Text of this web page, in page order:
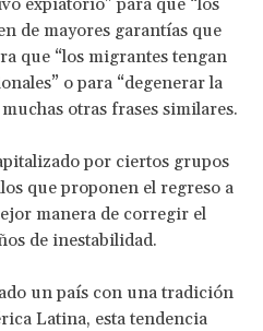
de mayores garantías que
que “los migrantes tengan
o para “degenerar la
otras frases similares.
por ciertos grupos
que proponen el regreso a
manera de corregir el
de inestabilidad.
un país con una tradición
Latina, esta tendencia